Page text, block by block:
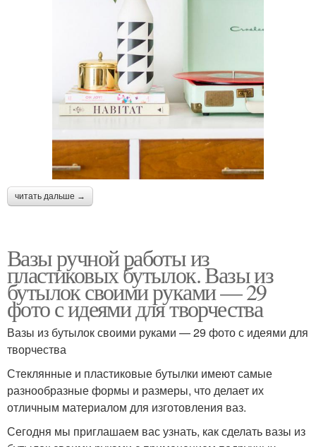
читать дальше →
Вазы ручной работы из
пластиковых бутылок. Вазы из
бутылок своими руками — 29
фото с идеями для творчества
Вазы из бутылок своими руками — 29 фото с идеями для
творчества
Стеклянные и пластиковые бутылки имеют самые
разнообразные формы и размеры, что делает их
отличным материалом для изготовления ваз.
Сегодня мы приглашаем вас узнать, как сделать вазы из